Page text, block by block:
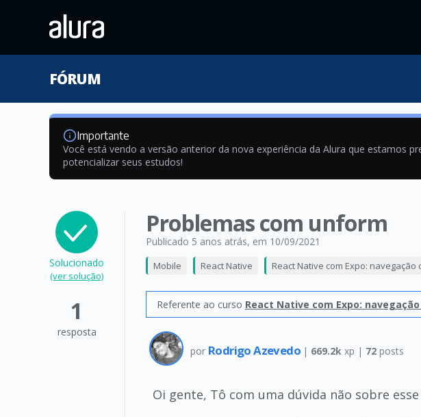
FÓRUM
Importante
Você está vendo a versão anterior da nova experiência da Alura que estamos
potencializar seus estudos!
Solucionado
(ver solução)
1
resposta
Problemas com unform
Publicado 5 anos atrás, em 10/09/2021
Mobile React Native React Native com Expo:
Referente ao curso React Native com Expo:
por Rodrigo Azevedo | 669.2k xp | 72 posts
Oi gente, Tô com uma dúvida não sobre